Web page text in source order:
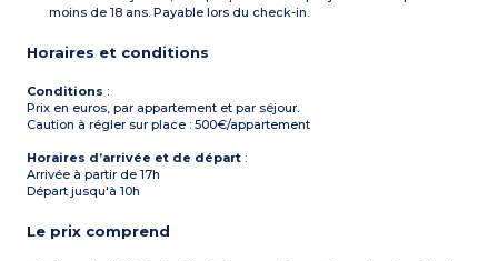
*PMR : personne à
moins de 18 ans. Payable lors du check-in.
Horaires et conditions
Conditions :
Prix en euros, par appartement et par séjour.
Caution à régler sur place : 500€/appartement
Horaires d’arrivée et de départ :
Arrivée à partir de 17h
Départ jusqu'à 10h
Le prix comprend